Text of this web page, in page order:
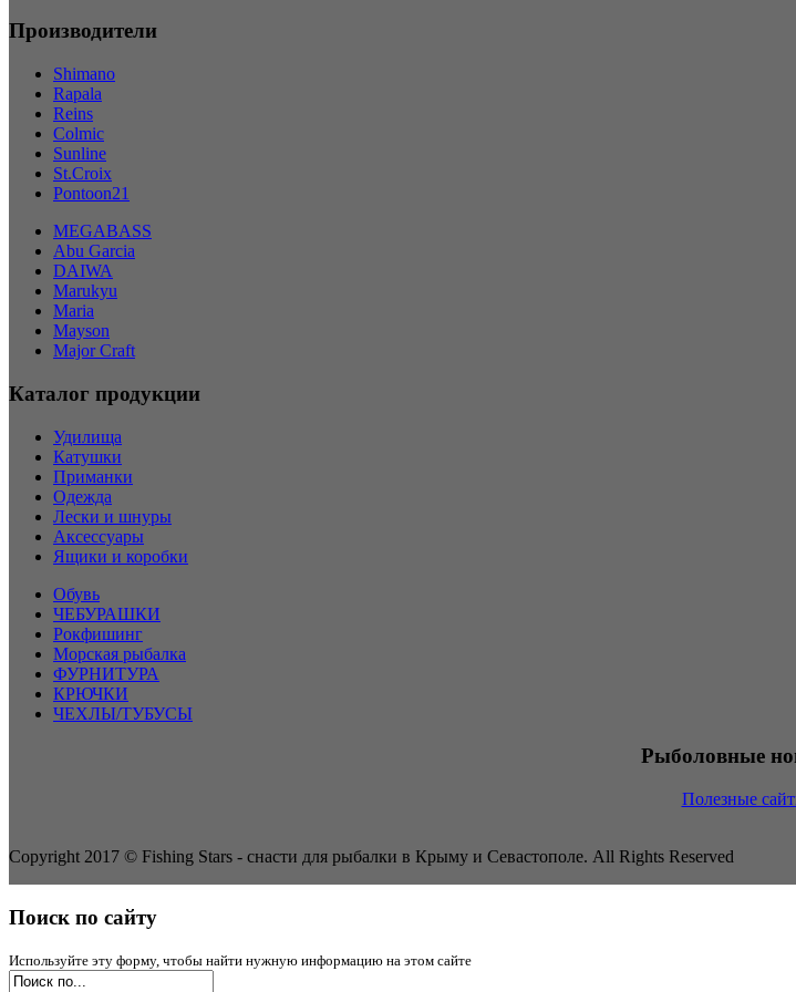
Производители
Shimano
Rapala
Reins
Colmic
Sunline
St.Croix
Pontoon21
MEGABASS
Abu Garcia
DAIWA
Marukyu
Maria
Mayson
Major Craft
Каталог продукции
Удилища
Катушки
Приманки
Одежда
Лески и шнуры
Аксессуары
Ящики и коробки
Обувь
ЧЕБУРАШКИ
Рокфишинг
Морская рыбалка
ФУРНИТУРА
КРЮЧКИ
ЧЕХЛЫ/ТУБУСЫ
Рыболовные
Полезные
Copyright 2017 © Fishing Stars - снасти для рыбалки в Крыму и Севастополе. All Rights Reserved
Поиск по сайту
Используйте эту форму, чтобы найти нужную информацию на этом сайте